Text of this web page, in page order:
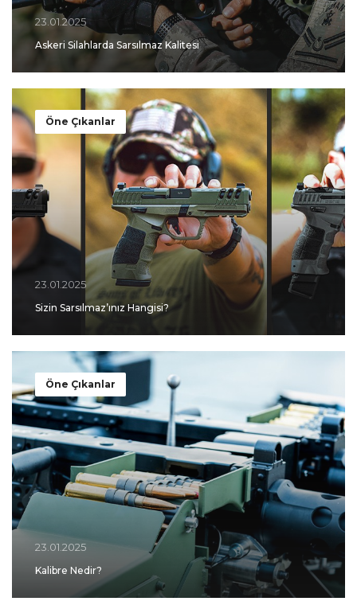
23.01.2025
Askeri Silahlarda Sarsılmaz Kalitesi
Öne Çıkanlar
23.01.2025
Sizin Sarsılmaz’ınız Hangisi?
Öne Çıkanlar
23.01.2025
Kalibre Nedir?